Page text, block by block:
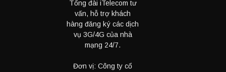
Tổng đài iTelecom tư
vấn, hỗ trợ khách
hàng đăng ký các dịch
vụ 3G/4G của nhà
mạng 24/7.
Đơn vị: Công ty cổ